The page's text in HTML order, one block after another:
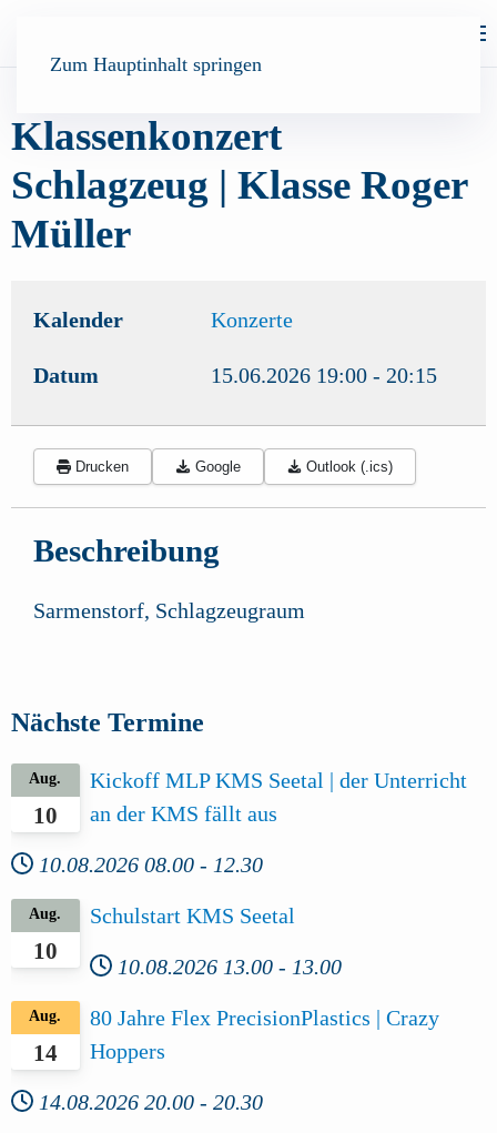
Zum Hauptinhalt springen
Klassenkonzert
Schlagzeug | Klasse Roger
Müller
Kalender Konzerte
Datum 15.06.2026 19:00 - 20:15
Drucken Google Outlook (.ics)
Beschreibung
Sarmenstorf, Schlagzeugraum
Nächste Termine
10
Aug.
Kickoff MLP KMS Seetal | der Unterricht
an der KMS fällt aus
10.08.2026 08.00 - 12.30
10
Aug. Schulstart KMS Seetal
10.08.2026 13.00 - 13.00
14
Aug.
80 Jahre Flex PrecisionPlastics | Crazy
Hoppers
14.08.2026 20.00 - 20.30